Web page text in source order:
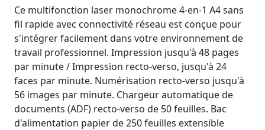
Ce multifonction laser monochrome 4-en-1 A4 sans
fil rapide avec connectivité réseau est conçue pour
s'intégrer facilement dans votre environnement de
travail professionnel. Impression jusqu'à 48 pages
par minute / Impression recto-verso, jusqu'à 24
faces par minute. Numérisation recto-verso jusqu'à
56 images par minute. Chargeur automatique de
documents (ADF) recto-verso de 50 feuilles. Bac
d'alimentation papier de 250 feuilles extensible